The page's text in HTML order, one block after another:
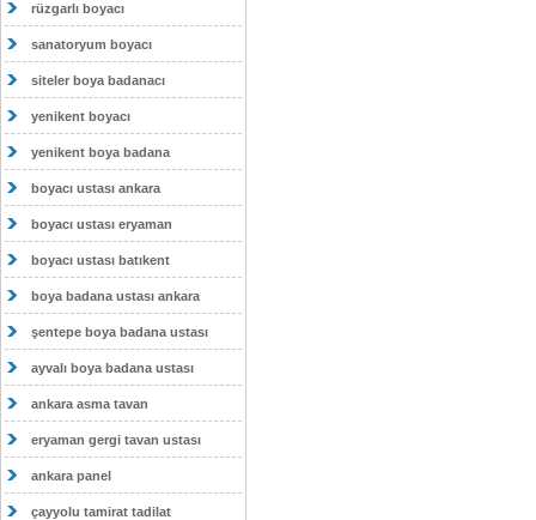
rüzgarlı boyacı
sanatoryum boyacı
siteler boya badanacı
yenikent boyacı
yenikent boya badana
boyacı ustası ankara
boyacı ustası eryaman
boyacı ustası batıkent
boya badana ustası ankara
şentepe boya badana ustası
ayvalı boya badana ustası
ankara asma tavan
eryaman gergi tavan ustası
ankara panel
çayyolu tamirat tadilat